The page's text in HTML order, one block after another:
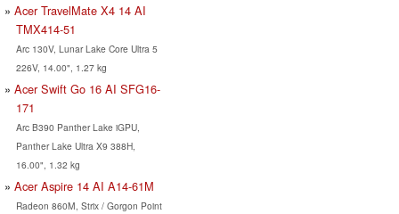
Acer TravelMate X4 14 AI
TMX414-51
Arc 130V, Lunar Lake Core Ultra 5
226V, 14.00", 1.27 kg
Acer Swift Go 16 AI SFG16-
171
Arc B390 Panther Lake iGPU,
Panther Lake Ultra X9 388H,
16.00", 1.32 kg
Acer Aspire 14 AI A14-61M
Radeon 860M, Strix / Gorgon Point